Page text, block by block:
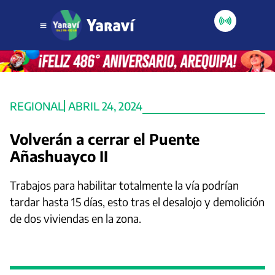
REGIONAL ABRIL 24, 2024
Volverán a cerrar el Puente
Añashuayco II
Trabajos para habilitar totalmente la vía podrían
tardar hasta 15 días, esto tras el desalojo y demolición
de dos viviendas en la zona.